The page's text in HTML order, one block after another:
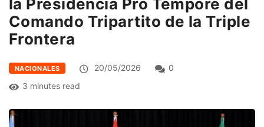
la Presidencia Pro Tempore del
Comando Tripartito de la Triple
Frontera
NACIONALES 20/05/2026
0
3 minutes read